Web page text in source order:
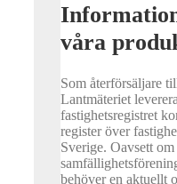
våra
Som återförsäljare
Lantmäteriet
fastighetsregistret
register över
Sverige. Oavsett
behöver en aktuellt